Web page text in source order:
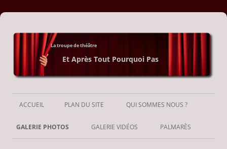
La troupe de théâtre
Et Après Tout Pourquoi Pas
Aller
contenu
ACCUEIL PLAN DU SITE QUI SOMMES NOUS ?
GALERIE PHOTOS GALERIE VIDÉOS PALMARÈS